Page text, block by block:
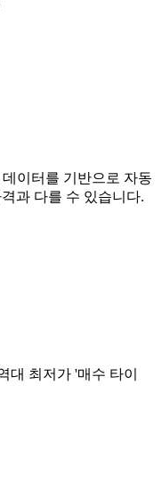
이터를 기반으로 자동
과 다를 수 있습니다.
대 최저가 '매수 타이